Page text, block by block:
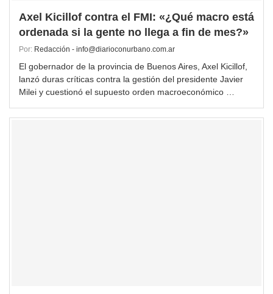
Axel Kicillof contra el FMI: «¿Qué macro está
ordenada si la gente no llega a fin de mes?»
Por: Redacción - info@diarioconurbano.com.ar
El gobernador de la provincia de Buenos Aires, Axel Kicillof,
lanzó duras críticas contra la gestión del presidente Javier
Milei y cuestionó el supuesto orden macroeconómico …